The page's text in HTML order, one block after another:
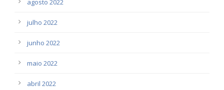
agosto 2022
julho 2022
junho 2022
maio 2022
abril 2022